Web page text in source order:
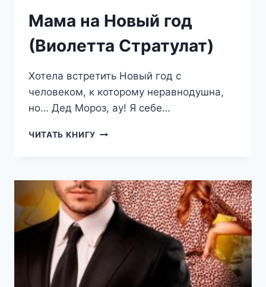
Мама на Новый год
(Виолетта Стратулат)
Хотела встретить Новый год с
человеком, к которому неравнодушна,
но… Дед Мороз, ау! Я себе…
ЧИТАТЬ КНИГУ МАМА
(ВИОЛЕТТА
СТРАТУЛАТ)